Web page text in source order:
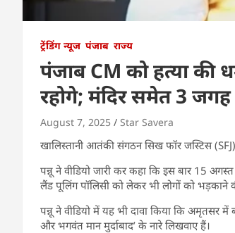
ट्रेंडिंग न्यूज पंजाब राज्य
पंजाब CM को हत्या की
रहोगे; मंदिर समेत 3 जगह
August 7, 2025 Star Savera
खालिस्तानी आतंकी संगठन सिख फॉर जस्टिस
पन्नू ने वीडियो जारी कर कहा कि इस बार 15
लैंड पूलिंग पॉलिसी को लेकर भी लोगों को भड़काने
पन्नू ने वीडियो में यह भी दावा किया कि अमृतसर में
और भगवंत मान मुर्दाबाद’ के नारे लिखवाए हैं।